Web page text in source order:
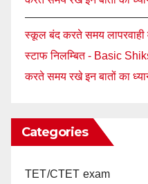
स्कूल बंद करते समय लापरवाही
स्टाफ निलम्बित - Basic
करते समय रखे इन बातों का ध्यान
Categories
TET/CTET exam